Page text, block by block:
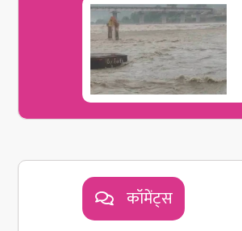
कॉमेंट्स